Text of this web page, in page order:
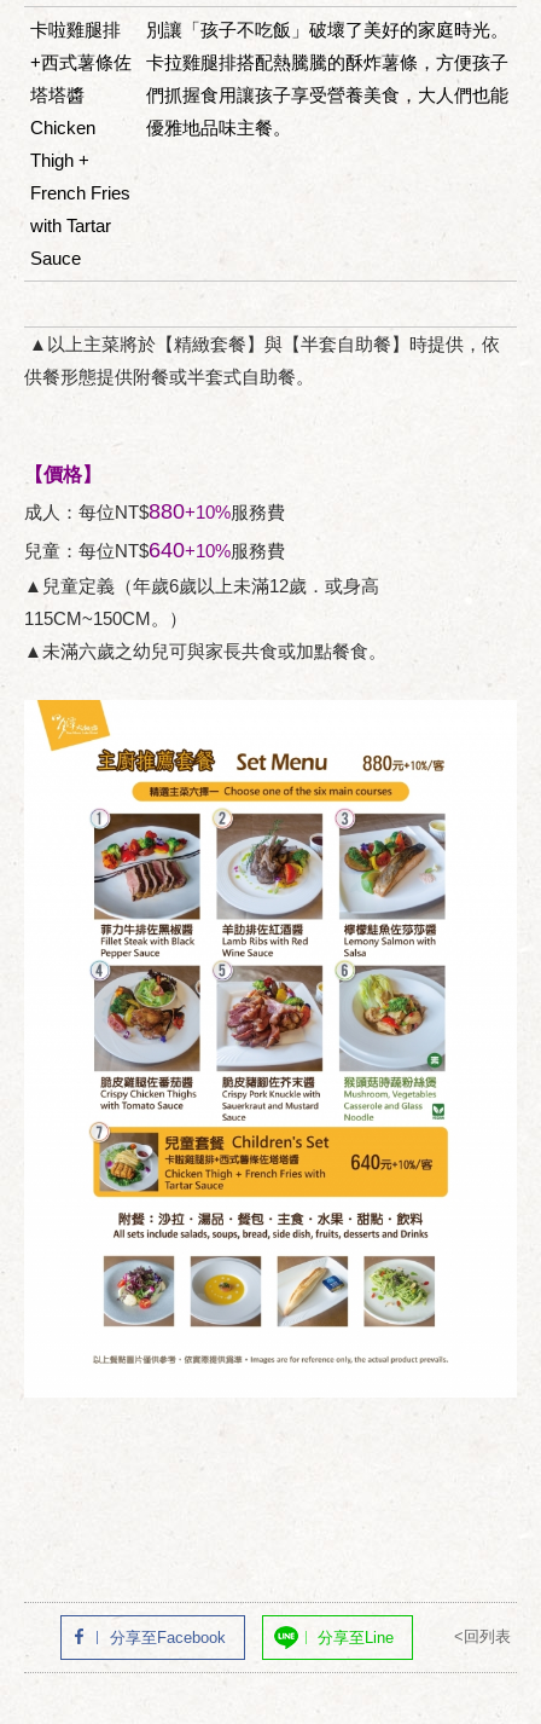
卡啦雞腿排
+西式薯條佐
塔塔醬
Chicken
Thigh +
French Fries
with Tartar
Sauce
別讓「孩子不吃飯」破壞了美好的家庭時光。
卡拉雞腿排搭配熱騰騰的酥炸薯條，方便孩子
們抓握食用讓孩子享受營養美食，大人們也能
優雅地品味主餐。
▲以上主菜將於【精緻套餐】與【半套自助餐】時提供，依
供餐形態提供附餐或半套式自助餐。
【價格】
成人：每位NT$880+10%服務費
兒童：每位NT$640+10%服務費
▲兒童定義（年歲6歲以上未滿12歲．或身高
115CM~150CM。）
▲未滿六歲之幼兒可與家長共食或加點餐食。
分享至Facebook 分享至Line <回列表